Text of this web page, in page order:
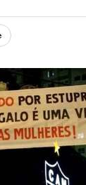
Redes Sociales